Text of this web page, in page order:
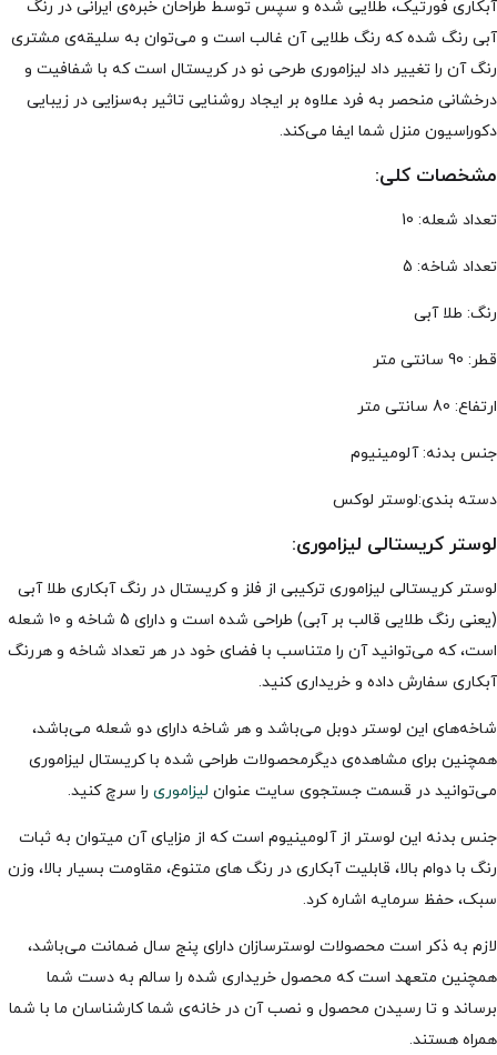
آبکاری فورتیک، طلایی شده و سپس توسط طراحان خبره‌ی ایرانی در رنگ
آبی رنگ شده که رنگ طلایی آن غالب است و می‌توان به سلیقه‌ی مشتری
رنگ آن را تغییر داد لیزاموری طرحی نو در کریستال است که با شفافیت و
درخشانی منحصر به فرد علاوه بر ایجاد روشنایی تاثیر به‌سزایی در زیبایی
دکوراسیون منزل شما ایفا می‌کند.
مشخصات کلی:
تعداد شعله: 10
تعداد شاخه: 5
رنگ: طلا آبی
قطر: 90 سانتی متر
ارتفاع: 80 سانتی متر
جنس بدنه: آلومینیوم
دسته بندی:لوستر لوکس
لوستر کریستالی لیزاموری:
لوستر کریستالی لیزاموری ترکیبی از فلز و کریستال در رنگ آبکاری طلا آبی
(یعنی رنگ طلایی قالب بر آبی) طراحی شده است و دارای 5 شاخه و 10 شعله
است، که می‌توانید آن را متناسب با فضای خود در هر تعداد شاخه و هررنگ
آبکاری سفارش داده و خریداری کنید.
شاخه‌های این لوستر دوبل می‌باشد و هر شاخه دارای دو شعله می‌باشد،
همچنین برای مشاهده‌ی دیگرمحصولات طراحی شده با کریستال لیزاموری
می‌توانید در قسمت جستجوی سایت عنوان لیزاموری را سرچ کنید.
جنس بدنه این لوستر از آلومینیوم است که از مزایای آن میتوان به ثبات
رنگ با دوام بالا، قابلیت آبکاری در رنگ های متنوع، مقاومت بسیار بالا، وزن
سبک، حفظ سرمایه اشاره کرد.
لازم به ذکر است محصولات لوسترسازان دارای پنج سال ضمانت می‌باشد،
همچنین متعهد است که محصول خریداری شده را سالم به دست شما
برساند و تا رسیدن محصول و نصب آن در خانه‌ی شما کارشناسان ما با شما
همراه هستند.